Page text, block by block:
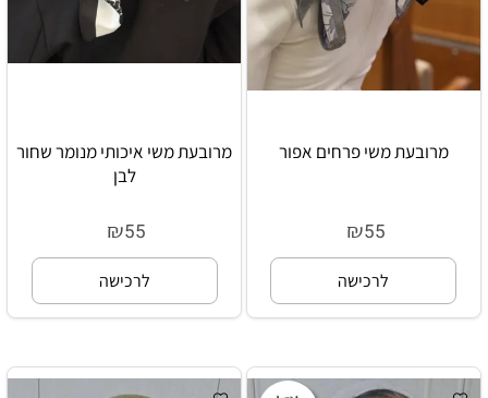
מרובעת משי פרחים אפור
₪55
לרכישה
מרובעת משי איכותי מנומר שחור
לבן
₪55
לרכישה